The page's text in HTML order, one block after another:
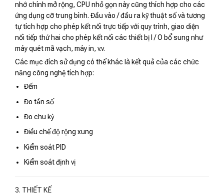
nhớ chính mở rộng, CPU nhỏ gọn này cũng thích hợp cho các
ứng dụng cỡ trung bình. Đầu vào / đầu ra kỹ thuật số và tương
tự tích hợp cho phép kết nối trực tiếp với quy trình, giao diện
nối tiếp thứ hai cho phép kết nối các thiết bị I / O bổ sung như
máy quét mã vạch, máy in, v.v.
Các mục đích sử dụng có thể khác là kết quả của các chức
năng công nghệ tích hợp:
Đếm
Đo tần số
Đo chu kỳ
Điều chế độ rộng xung
Kiểm soát PID
Kiểm soát định vị
3. THIẾT KẾ